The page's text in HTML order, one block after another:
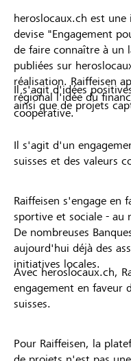
heroslocaux.ch est
devise "Engagement
de faire connaître à un
publiées sur
réalisation. Raiffeisen
régional l'idée du
coopérative.
Il s'agit d'idées
ainsi que de projets
Il s'agit d'un
suisses et des valeurs
Raiffeisen s'engage en
sportive et sociale - au
De nombreuses
aujourd'hui déjà des
initiatives locales.
Avec heroslocaux.ch,
engagement en faveur
suisses.
Pour Raiffeisen, la